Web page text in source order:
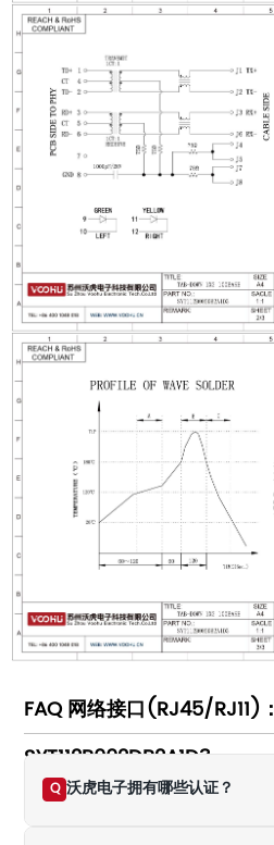
FAQ 网络接口(RJ45/RJ11)：
SYT112B002DB2A1D3
Q 沃虎电子拥有哪些认证？